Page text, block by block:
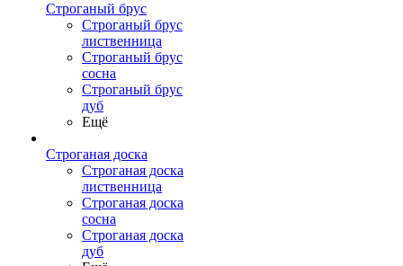
Строганый брус
Строганый брус
лиственница
Строганый брус
сосна
Строганый брус
дуб
Ещё
Строганая доска
Строганая доска
лиственница
Строганая доска
сосна
Строганая доска
дуб